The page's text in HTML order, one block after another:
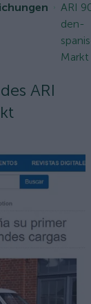
ARI
den-
Markt
ARI